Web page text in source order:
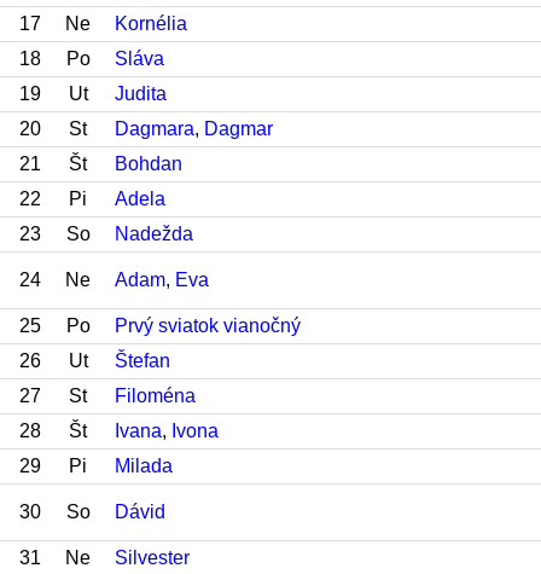
17
Ne
Kornélia
18
Po
Sláva
19
Ut
Judita
20
St Dagmara, Dagmar
21
Št
Bohdan
22
Pi
Adela
23
So Nadežda
24 Ne Adam, Eva
25 Po
Prvý sviatok vianočný
26
Ut
Štefan
27
St
Filoména
28
Št Ivana, Ivona
29
Pi Milada
30 So Dávid
31 Ne Silvester